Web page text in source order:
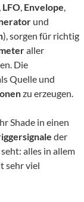
LFO Envelope
und
), sorgen für richtig
aller
Die
Quelle und
zu erzeugen.
Shade in einen
der
alles in allem
sehr viel